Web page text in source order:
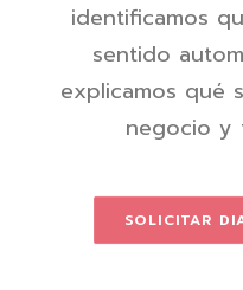
identificamos
sentido
explicamos qué
negocio y
SOLICITAR